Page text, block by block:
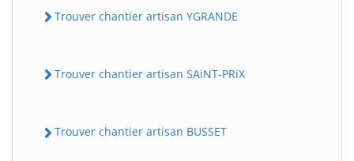
Trouver chantier artisan YGRANDE
Trouver chantier artisan SAiNT-PRiX
Trouver chantier artisan BUSSET